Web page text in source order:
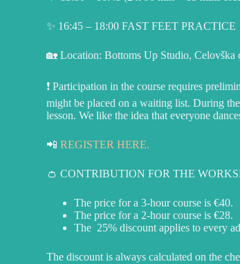
✨ 16:45 – 18:00FAST FEET PRACTICE
🏡 Location: Bottoms Up Studio, Celovška
❗️ Participation in the course requires
might be placed on a waiting list. During
lesson. We like the idea that everyone
📲REGISTER HERE.
👛 CONTRIBUTION FOR THE
The price for a 3-hour course is €40.
The price for a 2-hour course is €28.
The 25% discount applies to every
The discount is always calculated on the